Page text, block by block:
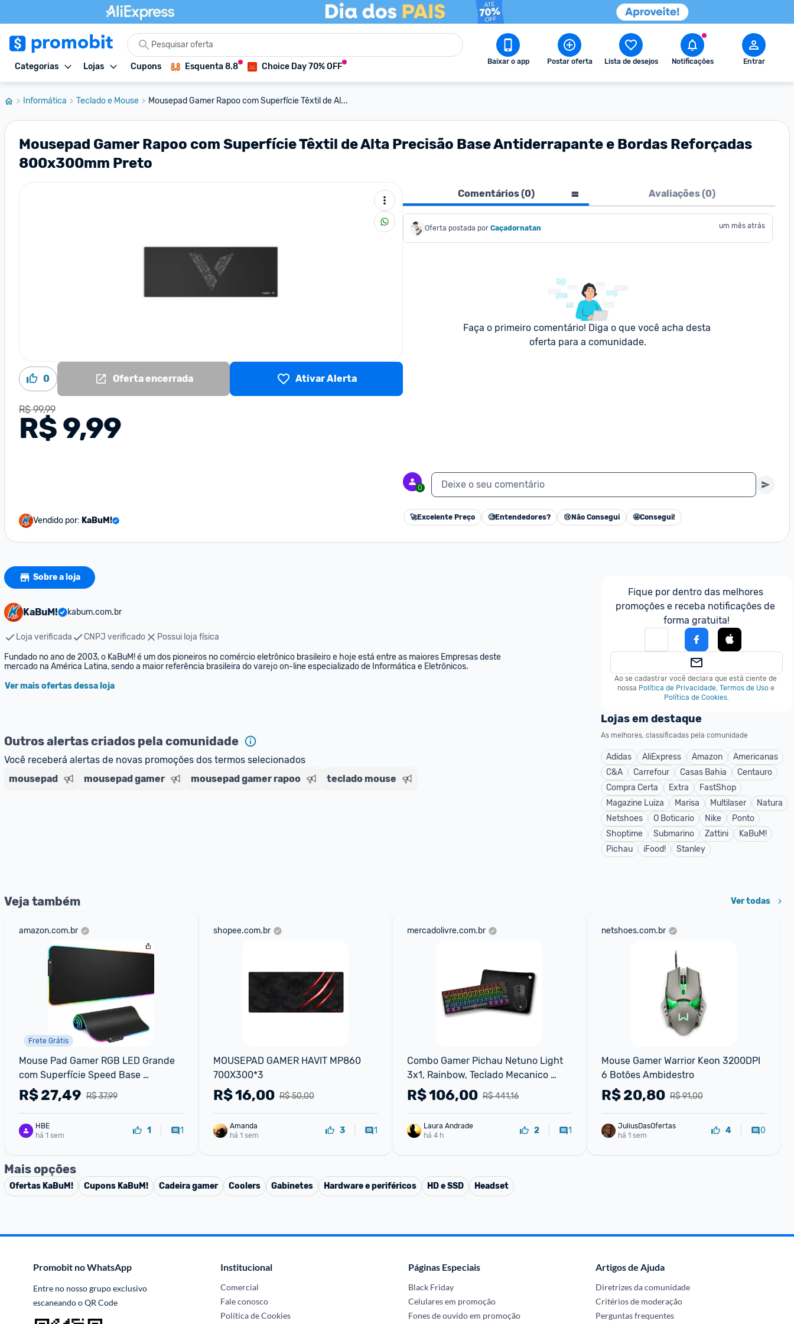
Categorias Lojas Cupons Esquenta 8.8 Choice Day 70% OFF Baixar o app Postar oferta Lista de desejos Notificações Entrar
Informática Teclado e Mouse Mousepad Gamer Rapoo com Superfície Têxtil de Al...
Mousepad Gamer Rapoo com Superfície Têxtil de Alta Precisão Base Antiderrapante e Bordas Reforçadas
800x300mm Preto
0 Oferta encerrada Ativar Alerta
R$ 99,99
R$ 9,99
Vendido por: KaBuM!
Comentários (0) Avaliações (0)
Oferta postada por Caçadornatan um mês atrás
Faça o primeiro comentário! Diga o que você acha desta
oferta para a comunidade.
0 Deixe o seu comentário
🚀Excelente Preço 🧐Entendedores? 😢 Não Consegui 🤩Consegui!
Sobre a loja
KaBuM! kabum.com.br
Loja verificada CNPJ verificado
Possui loja física
Fundado no ano de 2003, o KaBuM! é um dos pioneiros no comércio eletrônico brasileiro e hoje está entre as maiores Empresas deste
mercado na América Latina, sendo a maior referência brasileira do varejo on-line especializado de Informática e Eletrônicos.
Ver mais ofertas dessa loja
Outros alertas criados pela comunidade
Você receberá alertas de novas promoções dos termos selecionados
mousepad
mousepad gamer mousepad gamer rapoo teclado mouse
Fique por dentro das melhores
promoções e receba notificações de
forma gratuita!
Ao se cadastrar você declara que está ciente de
nossa Política de Privacidade, Termos de Uso e
Política de Cookies.
Lojas em destaque
As melhores, classificadas pela comunidade
Adidas AliExpress Amazon
Americanas
C&A
Carrefour Casas Bahia
Centauro
Compra Certa
Extra
FastShop
Magazine Luiza
Marisa Multilaser
Natura
Netshoes
O Boticario Nike
Ponto
Shoptime
Submarino Zattini
KaBuM!
Pichau
iFood! Stanley
Veja também Ver todas
amazon.com.br
Frete Grátis
Mouse Pad Gamer RGB LED Grande
com Superfície Speed Base
Antiderrapante e Iluminação
Colorida para PC Notebook Esc
R$ 37,99
R$27,49
HBE
há 1 sem
1 1
shopee.com.br
MOUSEPAD GAMER HAVIT MP860
700X300*3
R$ 50,00
R$16,00
Amanda
há 1 sem
3 1
mercadolivre.com.br
Combo Gamer Pichau Netuno Light
3x1, Rainbow, Teclado Mecanico
ABNT2, Mouse 4200DPI, Mousepad
Medio
R$ 441,16
R$106,00
Laura Andrade
há 4 h
2 1
netshoes.com.br
Mouse Gamer Warrior Keon 3200DPI
6 Botões Ambidestro
R$ 91,00
R$20,80
JuliusDasOfertas
há 1 sem
4 0
Mais opções
Ofertas KaBuM! Cupons KaBuM! Cadeira gamer Coolers Gabinetes Hardware e periféricos HD e SSD Headset
Promobit no WhatsApp
Entre no nosso grupo exclusivo
escaneando o QR Code
Institucional
Comercial
Fale conosco
Política de Cookies
Páginas Especiais
Black Friday
Celulares em promoção
Fones de ouvido em promoção
Artigos de Ajuda
Diretrizes da comunidade
Critérios de moderação
Perguntas frequentes